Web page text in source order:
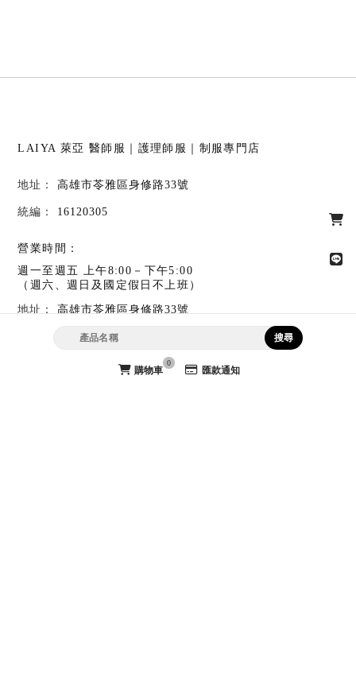
購物車
0
匯款通知
LAIYA 萊亞 醫師服｜護理師服｜制服專門店
高雄市苓雅區身修路33號
16120305
營業時間：
週一至週五 上午8:00－下午5:00
（週六、週日及國定假日不上班）
高雄市苓雅區身修路33號